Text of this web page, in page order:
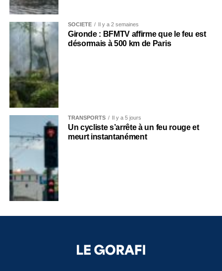
SOCIÉTÉ Il y a 2 semaines
Gironde : BFMTV affirme que le feu est
désormais à 500 km de Paris
TRANSPORTS Il y a 5 jours
Un cycliste s’arrête à un feu rouge et
meurt instantanément